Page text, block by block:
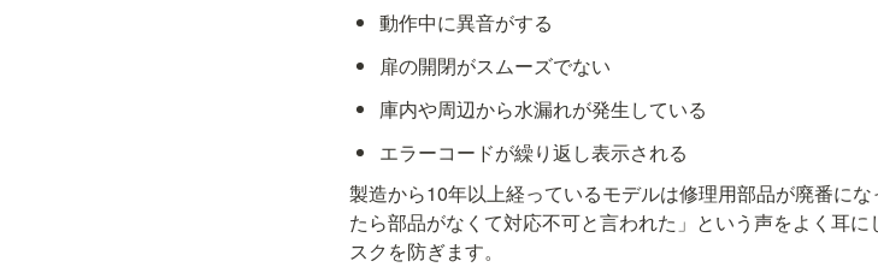
動作中に異音がする
扉の開閉がスムーズでない
庫内や周辺から水漏れが発生している
エラーコードが繰り返し表示される
製造から10年以上経っているモデルは修理用部品が廃番に
たら部品がなくて対応不可と言われた」という声をよく耳
スクを防ぎます。